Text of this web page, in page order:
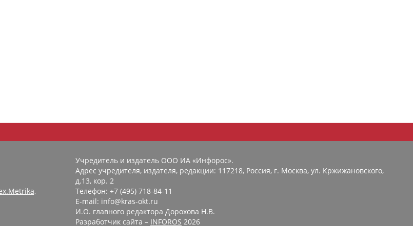
Учредитель и издатель ООО ИА «Инфорос».
Адрес учредителя, издателя, редакции: 117218, Россия, г. Москва, ул. Кржижановского,
д.13, кор. 2
Телефон: +7 (495) 718-84-11
E-mail: info@kras-okt.ru
И.О. главного редактора Дорохова Н.В.
Разработчик сайта – INFOROS 2026